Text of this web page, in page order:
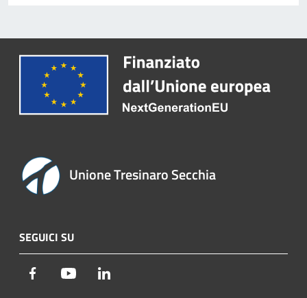
Unione Tresinaro Secchia
SEGUICI SU
Facebook Youtube